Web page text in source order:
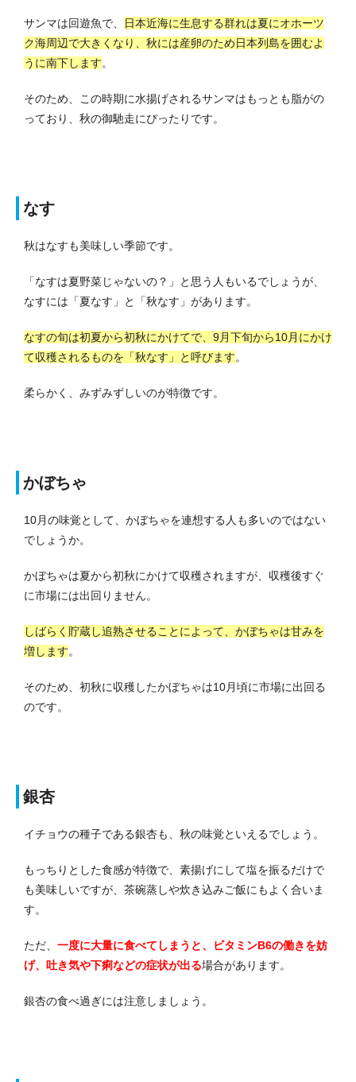
サンマは回遊魚で、
日本近海に生息する群れは夏にオホーツ
ク海周辺で大きくなり、秋には産卵のため日本列島を囲むよ
うに南下します。
そのため、この時期に水揚げされるサンマはもっとも脂がの
っており、秋の御馳走にぴったりです。
なす
秋はなすも美味しい季節です。
「なすは夏野菜じゃないの？」と思う人もいるでしょうが、
なすには「夏なす」と「秋なす」があります。
なすの旬は初夏から初秋にかけてで、9月下旬から10月にかけ
て収穫されるものを「秋なす」と呼びます。
柔らかく、みずみずしいのが特徴です。
かぼちゃ
10月の味覚として、かぼちゃを連想する人も多いのではない
でしょうか。
かぼちゃは夏から初秋にかけて収穫されますが、収穫後すぐ
に市場には出回りません。
しばらく貯蔵し追熟させることによって、かぼちゃは甘みを
増します。
そのため、初秋に収穫したかぼちゃは10月頃に市場に出回る
のです。
銀杏
イチョウの種子である銀杏も、秋の味覚といえるでしょう。
もっちりとした食感が特徴で、素揚げにして塩を振るだけで
も美味しいですが、茶碗蒸しや炊き込みご飯にもよく合いま
す。
ただ、 一度に大量に食べてしまうと、ビタミンB6の働きを妨
げ、吐き気や下痢などの症状が出る場合があります。
銀杏の食べ過ぎには注意しましょう。